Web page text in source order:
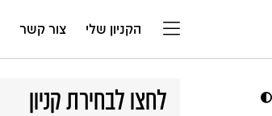
הקניון שלי צור קשר
לחצו לבחירת קניון